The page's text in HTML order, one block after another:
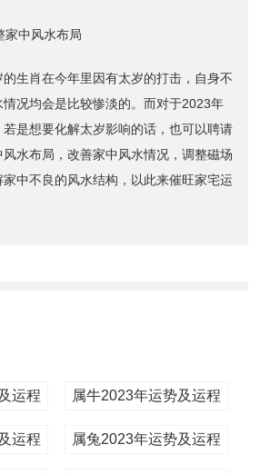
中风水布局
肖在今年里因有太岁的打击，自身不
况均会是比较惨淡的。而对于2023年
是想要化解太岁影响的话，也可以聘请
水布局，改善家中风水情况，调整磁场
中不良的风水结构，以此来催旺家宅运
运程 属牛2023年运势及运程
运程 属兔2023年运势及运程